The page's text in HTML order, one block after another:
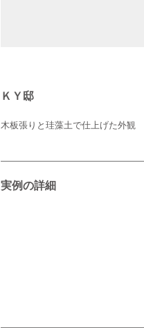
ＫＹ邸
木板張りと珪藻土で仕上げた外観
実例の詳細